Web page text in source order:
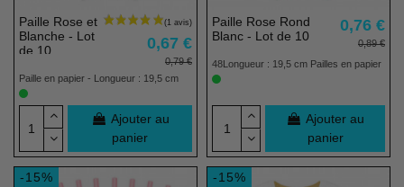
Paille Rose et
Blanche - Lot
de 10
0,67 €
0,79 €
Paille en papier - Longueur : 19,5 cm
Ajouter au
panier
Paille Rose Rond
Blanc - Lot de 10
0,76 €
0,89 €
48Longueur : 19,5 cm Pailles en papier
Ajouter au
panier
-15% -15%